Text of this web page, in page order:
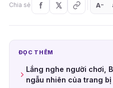
Chia sẻ
A−
ĐỌC THÊM
Lắng nghe người chơi,
ngẫu nhiên của trang